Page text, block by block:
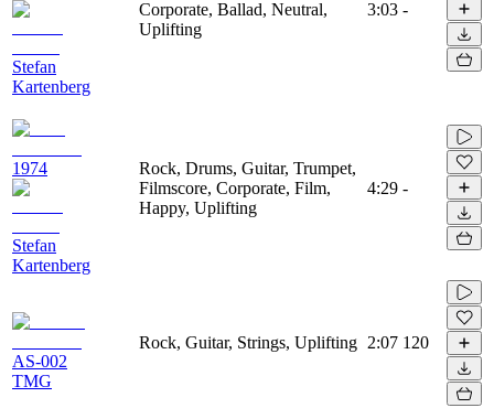
Stefan
Kartenberg
Corporate, Ballad, Neutral,
Uplifting
3:03 -
1974
Stefan
Kartenberg
Rock, Drums, Guitar, Trumpet,
Filmscore, Corporate, Film,
Happy, Uplifting
4:29 -
AS-002
TMG
Rock, Guitar, Strings, Uplifting 2:07 120